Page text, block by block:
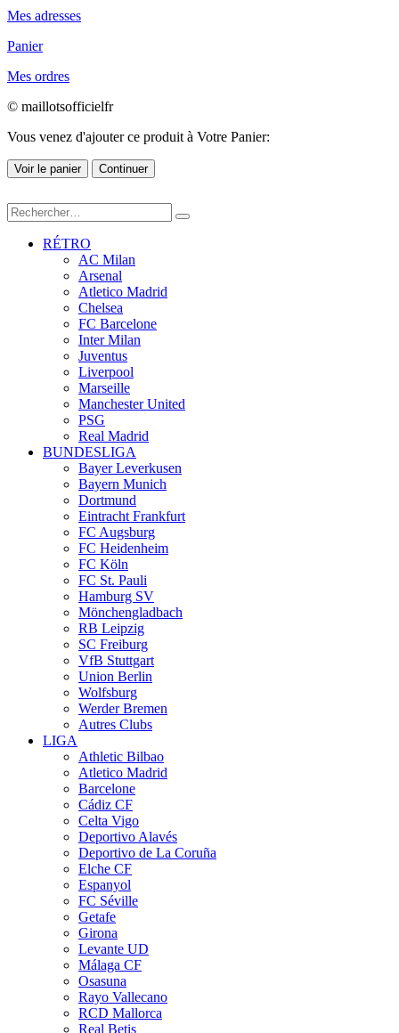
Mes adresses
Panier
Mes ordres
© maillotsofficielfr
Vous venez d'ajouter ce produit à Votre Panier:
Voir le panier Continuer
RÉTRO
AC Milan
Arsenal
Atletico Madrid
Chelsea
FC Barcelone
Inter Milan
Juventus
Liverpool
Marseille
Manchester United
PSG
Real Madrid
BUNDESLIGA
Bayer Leverkusen
Bayern Munich
Dortmund
Eintracht Frankfurt
FC Augsburg
FC Heidenheim
FC Köln
FC St. Pauli
Hamburg SV
Mönchengladbach
RB Leipzig
SC Freiburg
VfB Stuttgart
Union Berlin
Wolfsburg
Werder Bremen
Autres Clubs
LIGA
Athletic Bilbao
Atletico Madrid
Barcelone
Cádiz CF
Celta Vigo
Deportivo Alavés
Deportivo de La Coruña
Elche CF
Espanyol
FC Séville
Getafe
Girona
Levante UD
Málaga CF
Osasuna
Rayo Vallecano
RCD Mallorca
Real Betis